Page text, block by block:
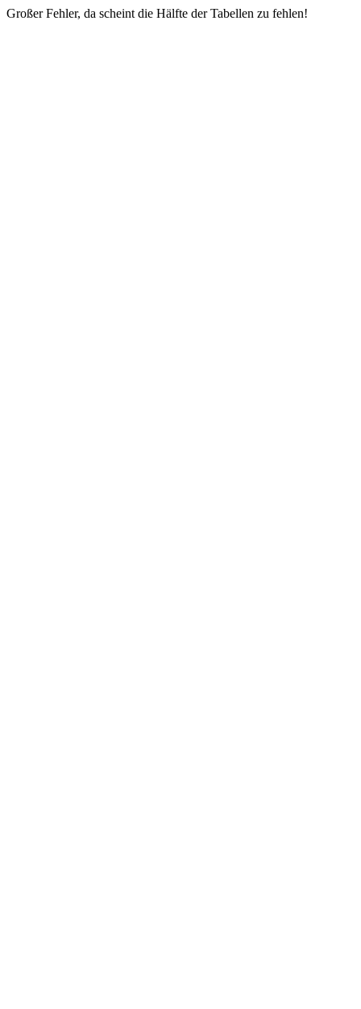
Großer Fehler, da scheint die Hälfte der Tabellen zu fehlen!